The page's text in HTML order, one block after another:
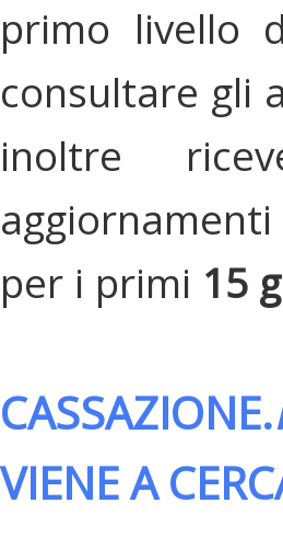
primo livello
consultare gli
inoltre
per i primi 15
CASSAZIONE.
VIENE A